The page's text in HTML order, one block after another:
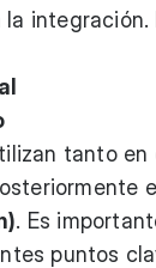
la integración.
tanto en
. Es
puntos